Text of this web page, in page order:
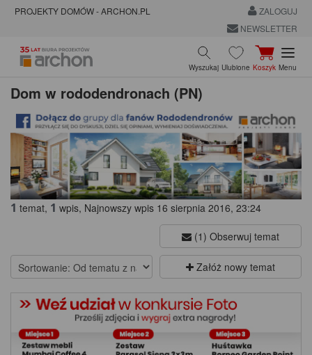
PROJEKTY DOMÓW - ARCHON.PL
ZALOGUJ
NEWSLETTER
Wyszukaj Ulubione Koszyk Menu
Dom w rododendronach (PN)
1 temat, 1 wpis, Najnowszy wpis 16 sierpnia 2016, 23:24
(1) Obserwuj temat
Załóż nowy temat